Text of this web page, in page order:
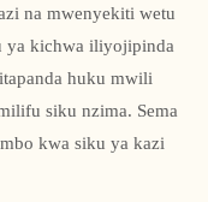
na mwenyekiti wetu
ya kichwa iliyojipinda
huku mwili
siku nzima. Sema
kwa siku ya kazi